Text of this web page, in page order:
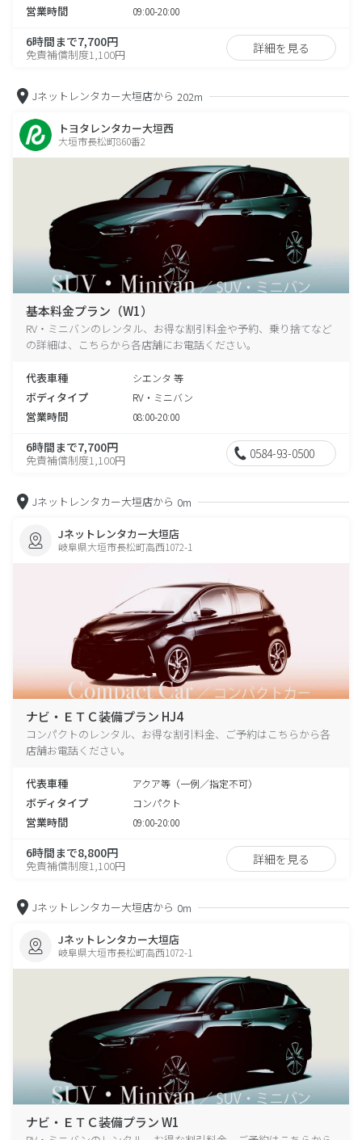
営業時間 09:00-20:00
6時間まで7,700円
免責補償制度1,100円 詳細を見る
Jネットレンタカー大垣店から 202m
トヨタレンタカー大垣西
大垣市長松町860番2
基本料金プラン（W1）
RV・ミニバンのレンタル、お得な割引料金や予約、乗り捨てなど
の詳細は、こちらから各店舗にお電話ください。
代表車種 シエンタ 等
ボディタイプ RV・ミニバン
営業時間 08:00-20:00
6時間まで7,700円
免責補償制度1,100円 0584-93-0500
Jネットレンタカー大垣店から 0m
Jネットレンタカー大垣店
岐阜県大垣市長松町高西1072-1
ナビ・ＥＴＣ装備プラン HJ4
コンパクトのレンタル、お得な割引料金、ご予約はこちらから各
店舗お電話ください。
代表車種 アクア等（一例／指定不可）
ボディタイプ コンパクト
営業時間 09:00-20:00
6時間まで8,800円
免責補償制度1,100円 詳細を見る
Jネットレンタカー大垣店から 0m
Jネットレンタカー大垣店
岐阜県大垣市長松町高西1072-1
ナビ・ＥＴＣ装備プラン W1